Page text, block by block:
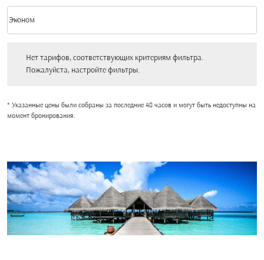
Класс option Эконом Selected
Эконом
keyboard_arrow_down
Нет тарифов, соответствующих критериям фильтра.
Пожалуйста, настройте фильтры.
* Указанные цены были собраны за последние 48 часов и могут быть недоступны на
момент бронирования.